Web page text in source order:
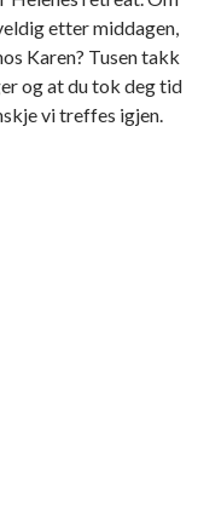
etter middagen,
Karen? Tusen takk
og at du tok deg tid
vi treffes igjen.